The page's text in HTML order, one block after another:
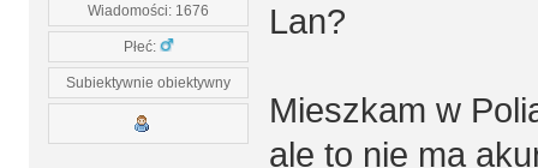
Wiadomości: 1676
Płeć:
Subiektywnie obiektywny
Lan?
Mieszkam w
ale to nie ma